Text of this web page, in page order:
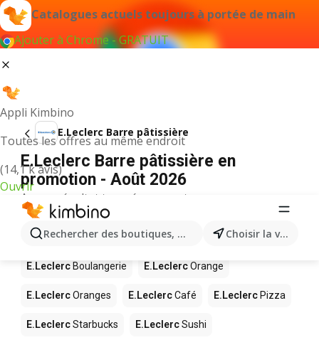
Catalogues actuels toujours à portée de main
Ajouter à Chrome - GRATUIT
Appli Kimbino
Toutes les offres au même endroit
(14,1 k avis)
Ouvrir
Rechercher des boutiques, des catégories, des Choisir la ville
E.Leclerc Barre pâtissière
E.Leclerc Barre pâtissière en
promotion - Août 2026
Aucun résultat trouvé pour ce terme.
D’autres produits dans les magasins
E.Leclerc
E.Leclerc Boulangerie E.LeclercOrange
E.LeclercOranges E.LeclercCafé E.Leclerc Pizza
E.LeclercStarbucks E.LeclercSushi